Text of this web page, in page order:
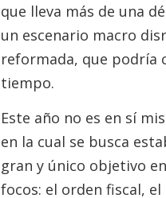
que lleva más de una
un escenario macro
reformada, que podría
tiempo.
Este año no es en sí
en la cual se busca
gran y único objetivo
focos: el orden fiscal,